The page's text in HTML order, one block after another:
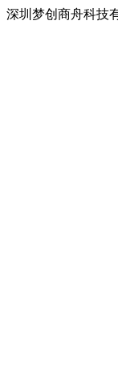
深圳梦创商舟科技